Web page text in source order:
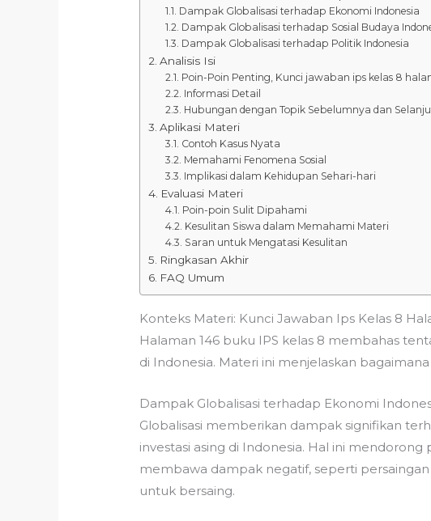
Dampak Globalisasi terhadap Ekonomi Indonesia
Dampak Globalisasi terhadap Sosial Budaya
Dampak Globalisasi terhadap Politik Indonesia
Analisis Isi
Poin-Poin Penting, Kunci jawaban ips kelas 8
Informasi Detail
Hubungan dengan Topik Sebelumnya dan
Aplikasi Materi
Contoh Kasus Nyata
Memahami Fenomena Sosial
Implikasi dalam Kehidupan Sehari-hari
Evaluasi Materi
Poin-poin Sulit Dipahami
Kesulitan Siswa dalam Memahami Materi
Saran untuk Mengatasi Kesulitan
Ringkasan Akhir
FAQ Umum
Konteks Materi: Kunci Jawaban Ips Kelas 8
Halaman 146 buku IPS kelas 8 membahas
di Indonesia. Materi ini menjelaskan
Dampak Globalisasi terhadap Ekonomi
Globalisasi memberikan dampak signifikan
investasi asing di Indonesia. Hal ini
membawa dampak negatif, seperti
untuk bersaing.